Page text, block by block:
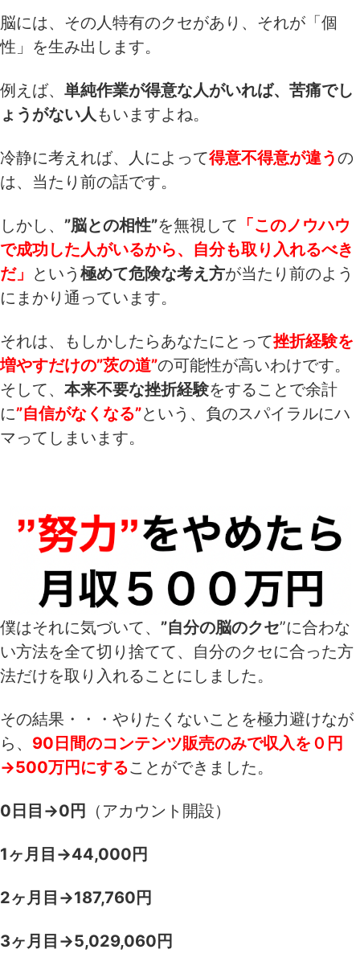
脳には、その人特有のクセがあり、それが「個
性」を生み出します。
例えば、 単純作業が得意な人がいれば、苦痛でし
ょうがない人もいますよね。
冷静に考えれば、人によって得意不得意が違うの
は、当たり前の話です。
しかし、 ”脳との相性”を無視して 「このノウハウ
で成功した人がいるから、自分も取り入れるべき
だ」 という 極めて危険な考え方が当たり前のよう
にまかり通っています。
それは、もしかしたらあなたにとって挫折経験を
増やすだけの”茨の道”の可能性が高いわけです。
そして、 本来不要な挫折経験をすることで余計
に”自信がなくなる”という、負のスパイラルにハ
マってしまいます。
僕はそれに気づいて、 ”自分の脳のクセ”に合わな
い方法を全て切り捨てて、自分のクセに合った方
法だけを取り入れることにしました。
その結果・・・やりたくないことを極力避けなが
ら、 90日間のコンテンツ販売のみで収入を０円
→500万円にすることができました。
0日目→0円 （アカウント開設）
1ヶ月目→44,000円
2ヶ月目→187,760円
3ヶ月目→5,029,060円